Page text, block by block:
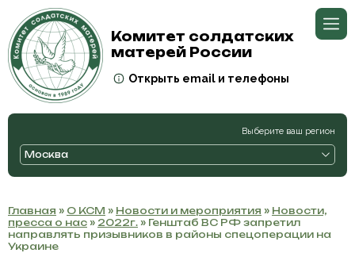
Комитет солдатских
матерей России
Открыть email и телефоны
Выберите ваш регион
Москва
Главная » О КСМ » Новости и мероприятия » Новости,
пресса о нас » 2022г. » Генштаб ВС РФ запретил
направлять призывников в районы спецоперации на
Украине